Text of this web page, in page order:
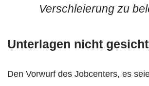
Verschleierung zu
Unterlagen nicht
Den Vorwurf des Jobcenters, es